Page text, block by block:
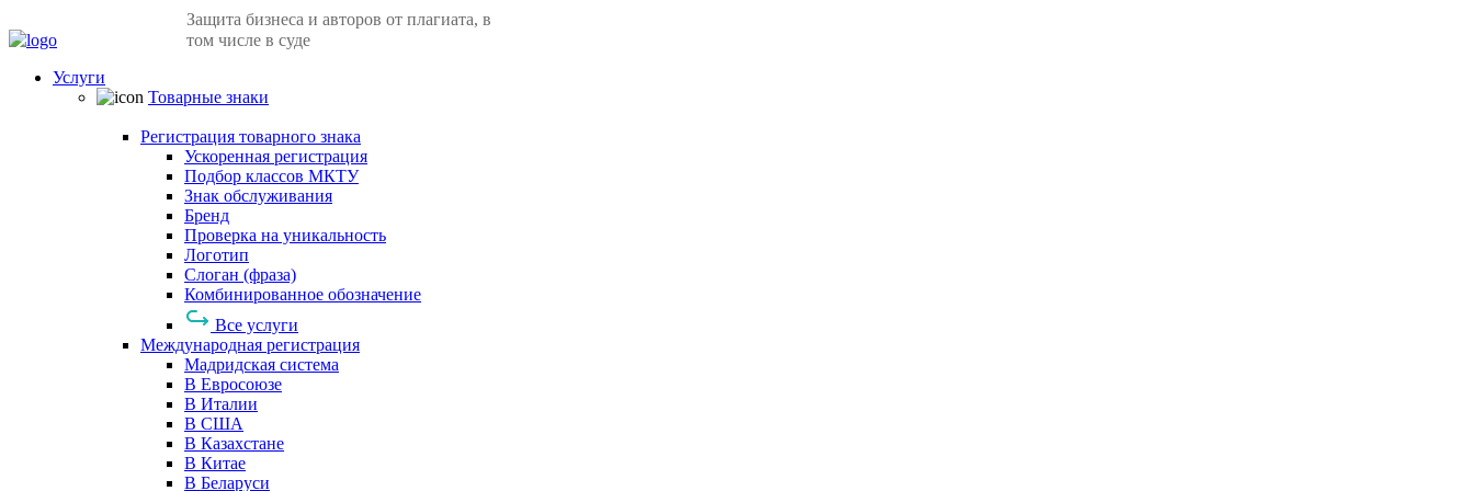
Защита бизнеса и авторов от плагиата, в
том числе в суде
Услуги
Товарные знаки
Регистрация товарного знака
Ускоренная регистрация
Подбор классов МКТУ
Знак обслуживания
Бренд
Проверка на уникальность
Логотип
Слоган (фраза)
Комбинированное обозначение
Все услуги
Международная регистрация
Мадридская система
В Евросоюзе
В Италии
В США
В Казахстане
В Китае
В Беларуси